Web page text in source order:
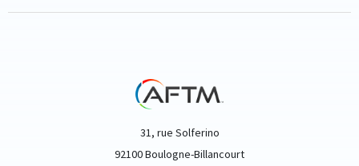
31, rue Solferino
92100 Boulogne-Billancourt